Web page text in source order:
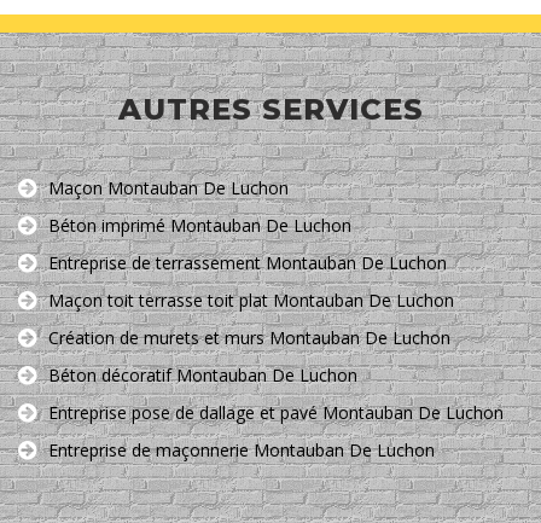
AUTRES SERVICES
Maçon Montauban De Luchon
Béton imprimé Montauban De Luchon
Entreprise de terrassement Montauban De Luchon
Maçon toit terrasse toit plat Montauban De Luchon
Création de murets et murs Montauban De Luchon
Béton décoratif Montauban De Luchon
Entreprise pose de dallage et pavé Montauban De Luchon
Entreprise de maçonnerie Montauban De Luchon